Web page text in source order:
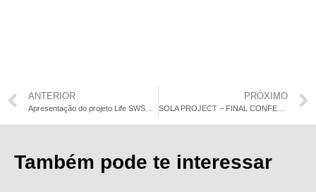
ANTERIOR PRÓXIMO
SOLA PROJECT – FINAL CONFERENCE – Sep. 27th – ISQ training centre
Também pode te interessar